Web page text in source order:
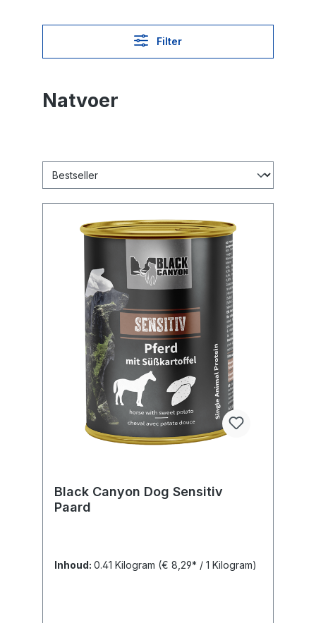
Filter
Natvoer
Black Canyon Dog Sensitiv
Paard
Inhoud: 0.41 Kilogram (€ 8,29* / 1 Kilogram)